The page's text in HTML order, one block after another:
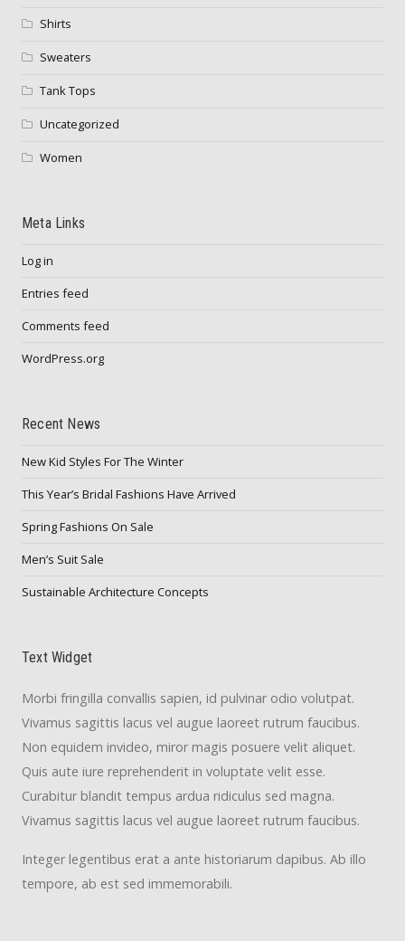
Shirts
Sweaters
Tank Tops
Uncategorized
Women
Meta Links
Log in
Entries feed
Comments feed
WordPress.org
Recent News
New Kid Styles For The Winter
This Year’s Bridal Fashions Have Arrived
Spring Fashions On Sale
Men’s Suit Sale
Sustainable Architecture Concepts
Text Widget
Morbi fringilla convallis sapien, id pulvinar odio volutpat.
Vivamus sagittis lacus vel augue laoreet rutrum faucibus.
Non equidem invideo, miror magis posuere velit aliquet.
Quis aute iure reprehenderit in voluptate velit esse.
Curabitur blandit tempus ardua ridiculus sed magna.
Vivamus sagittis lacus vel augue laoreet rutrum faucibus.
Integer legentibus erat a ante historiarum dapibus. Ab illo
tempore, ab est sed immemorabili.